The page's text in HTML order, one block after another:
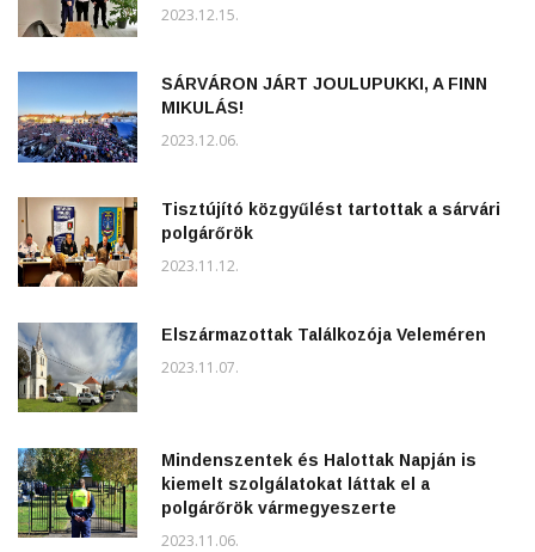
2023.12.15.
SÁRVÁRON JÁRT JOULUPUKKI, A FINN
MIKULÁS!
2023.12.06.
Tisztújító közgyűlést tartottak a sárvári
polgárőrök
2023.11.12.
Elszármazottak Találkozója Veleméren
2023.11.07.
Mindenszentek és Halottak Napján is
kiemelt szolgálatokat láttak el a
polgárőrök vármegyeszerte
2023.11.06.